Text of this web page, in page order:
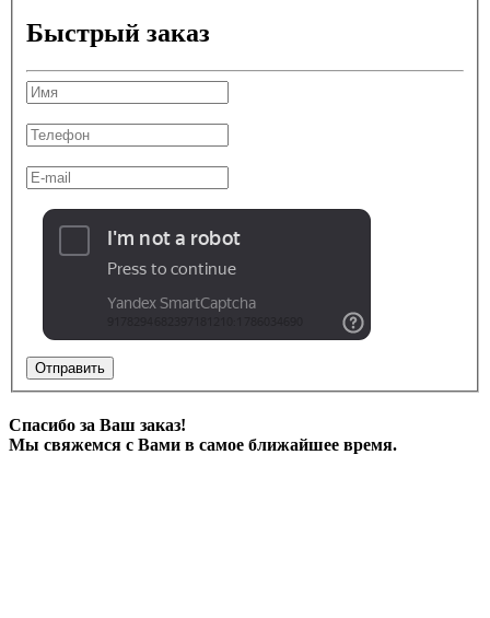
Быстрый заказ
Отправить
Спасибо за Ваш заказ!
Мы свяжемся с Вами в самое ближайшее время.